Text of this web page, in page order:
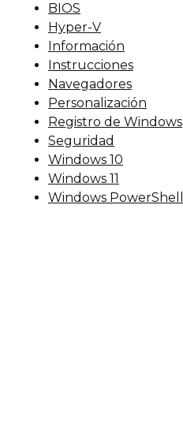
BIOS
Hyper-V
Información
Instrucciones
Navegadores
Personalización
Registro de Windows
Seguridad
Windows 10
Windows 11
Windows PowerShell